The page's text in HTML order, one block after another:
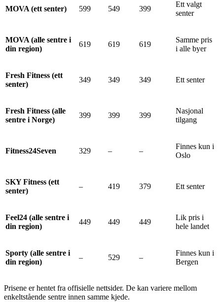
MOVA (ett senter) 599 549 399
Ett valgt
senter
MOVA (alle sentre i
din region)
619 619 619
Samme pris
i alle byer
Fresh Fitness (ett
senter)
349 349 349 Ett senter
Fresh Fitness (alle
sentre i Norge)
399 399 399
Nasjonal
tilgang
Fitness24Seven 329 – –
Finnes kun i
Oslo
SKY Fitness (ett
senter)
– 419 379 Ett senter
Feel24 (alle sentre i
din region)
449 449 449
Lik pris i
hele landet
Sporty (alle sentre i
din region)
– 529 –
Finnes kun i
Bergen
Prisene er hentet fra offisielle nettsider. De kan variere mellom
enkeltstående sentre innen samme kjede.